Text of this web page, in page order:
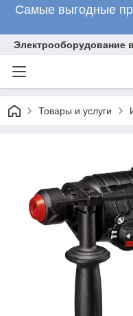
Самые выгодные
Электрооборудование
Товары и услуги